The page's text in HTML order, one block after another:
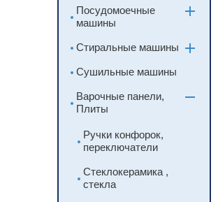
Посудомоечные
машины
Стиральные машины
Сушильные машины
Варочные панели,
Плиты
Ручки конфорок,
переключатели
Стеклокерамика ,
стекла